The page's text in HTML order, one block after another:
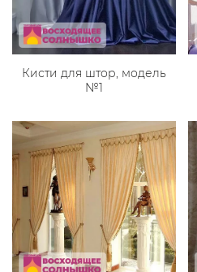
Кисти для штор, модель
№1